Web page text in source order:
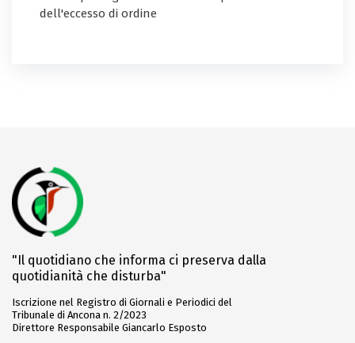
dell'eccesso di ordine
"Il quotidiano che informa ci preserva dalla
quotidianità che disturba"
Iscrizione nel Registro di Giornali e Periodici del
Tribunale di Ancona n. 2/2023
Direttore Responsabile Giancarlo Esposto